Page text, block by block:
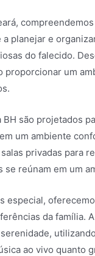
planejar e
do falecido.
proporcionar um
são projetados
um ambiente
privadas para
reúnam em um
especial,
da família.
ao vivo quanto